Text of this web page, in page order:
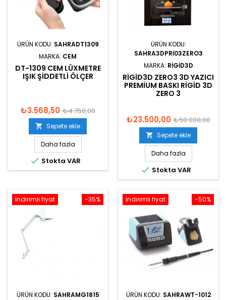
ÜRÜN KODU: SAHRADT1309
MARKA: CEM
DT-1309 CEM LÜXMETRE
IŞIK ŞIDDETLI ÖLÇER
₺3.568,50 ₺4.758,00
 Sepete ekle
Daha fazla
 Stokta VAR
ÜRÜN KODU:
SAHRA3DPRI03ZERO3
MARKA: RIGID3D
RIGID3D ZERO3 3D YAZICI
PREMIUM BASKI RIGID 3D
ZERO 3
₺23.500,00 ₺50.000,00
 Sepete ekle
Daha fazla
 Stokta VAR
-35%
İndirimli fiyat
ÜRÜN KODU: SAHRAMG1815
-50%
İndirimli fiyat
ÜRÜN KODU: SAHRAWT-1012